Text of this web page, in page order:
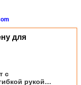
для
с
рукой